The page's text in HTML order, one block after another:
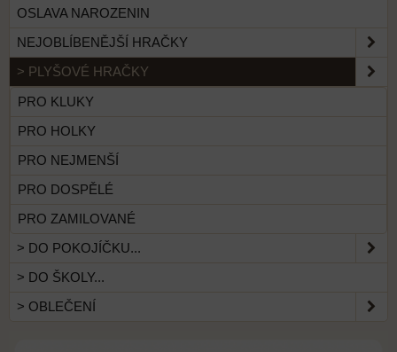
OSLAVA NAROZENIN
NEJOBLÍBENĚJŠÍ HRAČKY
> PLYŠOVÉ HRAČKY
PRO KLUKY
PRO HOLKY
PRO NEJMENŠÍ
PRO DOSPĚLÉ
PRO ZAMILOVANÉ
> DO POKOJÍČKU...
> DO ŠKOLY...
> OBLEČENÍ